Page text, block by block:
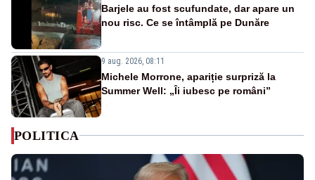
Barjele au fost scufundate, dar apare un
nou risc. Ce se întâmplă pe Dunăre
9 aug. 2026, 08:11
Michele Morrone, apariție surpriză la
Summer Well: „Îi iubesc pe români”
POLITICA